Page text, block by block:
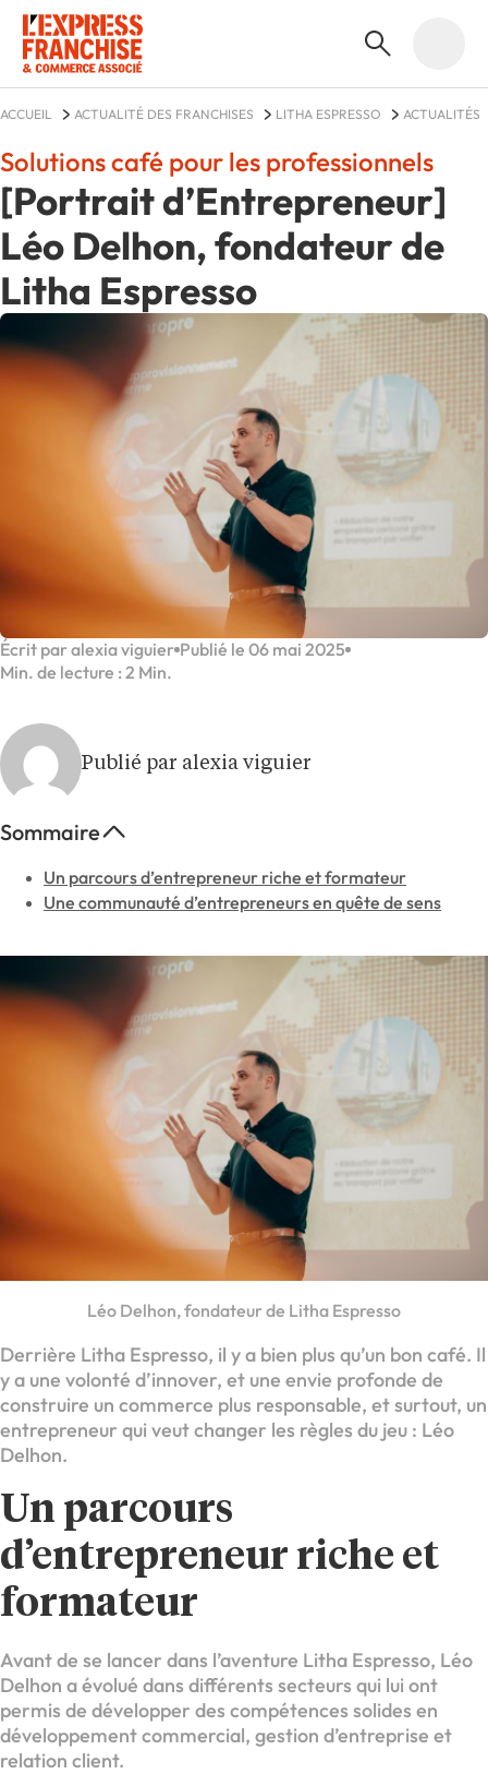
ACCUEIL ACTUALITÉ DES FRANCHISES LITHA ESPRESSO ACTUALITÉS
[Portrait d’Entrepreneur]
Léo Delhon, fondateur de
Litha Espresso
Solutions café pour les professionnels
Écrit par alexia viguier Publié le 06 mai 2025
Min. de lecture : 2 Min.
Publié par alexia viguier
Sommaire
Un parcours d’entrepreneur riche et formateur
Une communauté d’entrepreneurs en quête de sens
Léo Delhon, fondateur de Litha Espresso
Derrière Litha Espresso, il y a bien plus qu’un bon café. Il
y a une volonté d’innover, et une envie profonde de
construire un commerce plus responsable, et surtout, un
entrepreneur qui veut changer les règles du jeu : Léo
Delhon.
Un parcours
d’entrepreneur riche et
formateur
Avant de se lancer dans l’aventure Litha Espresso, Léo
Delhon a évolué dans différents secteurs qui lui ont
permis de développer des compétences solides en
développement commercial, gestion d’entreprise et
relation client.